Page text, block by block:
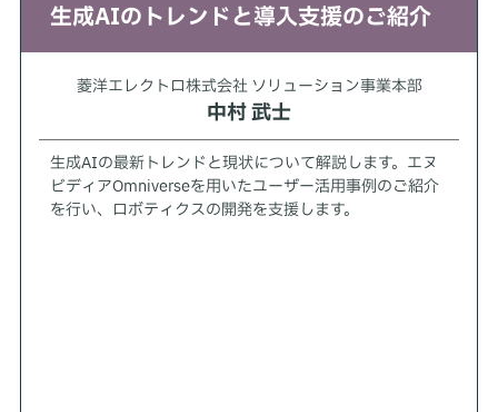
生成AIのトレンドと導入支援のご紹介
菱洋エレクトロ株式会社 ソリューション事業本部
中村 武士
生成AIの最新トレンドと現状について解説します。エヌ
ビディアOmniverseを用いたユーザー活用事例のご紹介
を行い、ロボティクスの開発を支援します。